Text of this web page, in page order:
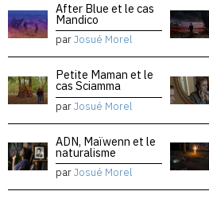
After Blue et le cas
Mandico
parJosué Morel
Petite Maman et le
cas Sciamma
parJosué Morel
ADN, Maïwenn et le
naturalisme
parJosué Morel